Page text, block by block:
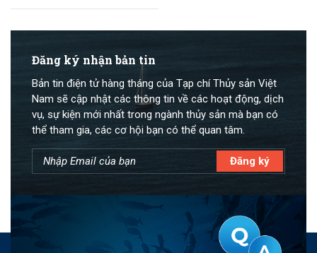
bang Andhra Pradesh là đơn
sản xuất tôm giống không
dùng kháng sinh sau khi
thành công hoàn tất đợt
kiểm toán bắt buộc.
Đăng ký nhận bản tin
Bản tin điện tử hàng tháng của Tạp chí Thủy sản Việt
Nam sẽ cập nhật các thông tin về các hoạt động, dịch
vụ, sự kiện mới nhất trong ngành thủy sản mà bạn có
thể tham gia, các cơ hội bạn có thể quan tâm.